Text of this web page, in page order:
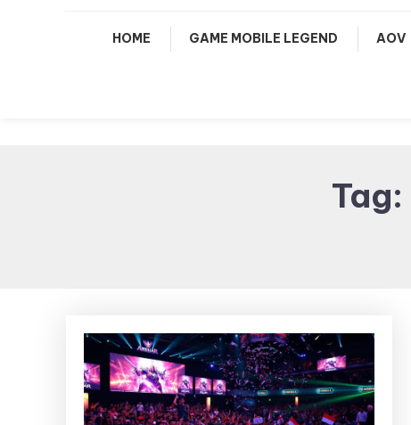
HOME GAME MOBILE LEGEND AOV
Tag: